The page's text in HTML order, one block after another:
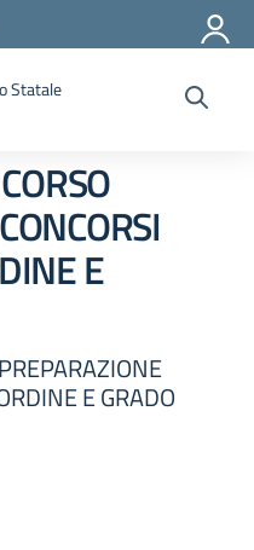
Statale
della scuola
E
E GRADO